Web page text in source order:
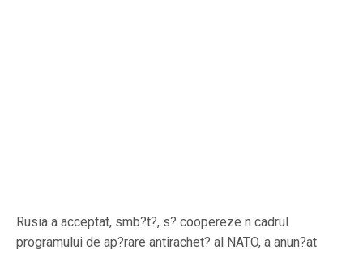
Rusia a acceptat, smb?t?, s? coopereze n cadrul
programului de ap?rare antirachet? al NATO, a anun?at